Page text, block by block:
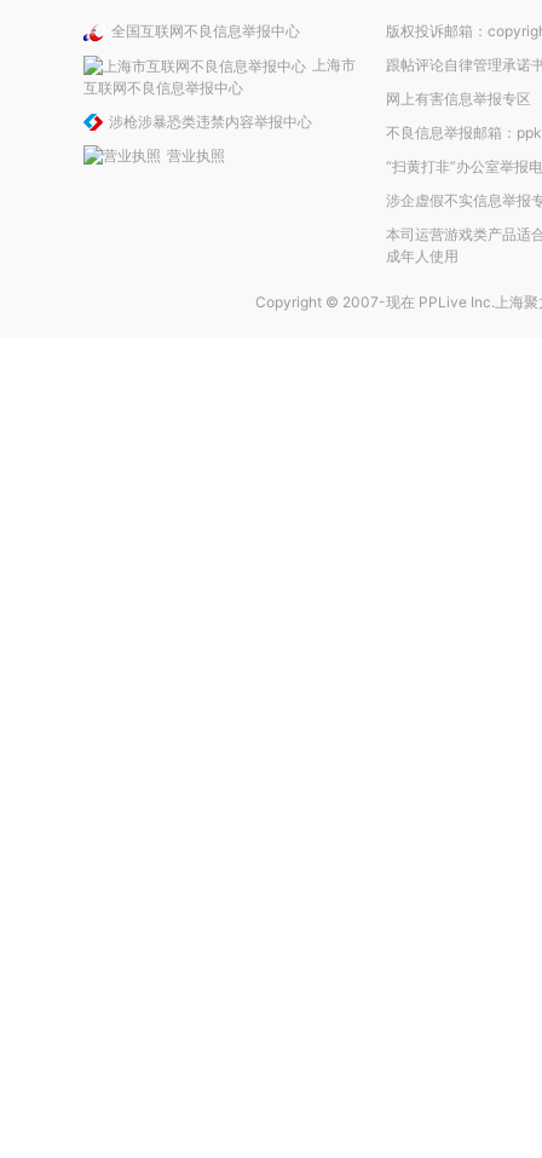
全国互联网不良信息举报中心
上海市
互联网不良信息举报中心
涉枪涉暴恐类违禁内容举报中心
营业执照
版权投诉邮箱：
跟帖评论自律管理承诺
网上有害信息举报专区
不良信息举报邮箱：
“扫黄打非”办公室举报
涉企虚假不实信息举报
本司运营游戏类产品适
成年人使用
Copyright © 2007-现在 PPLive Inc.上海